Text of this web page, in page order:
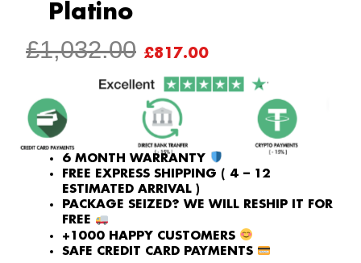
Platino
£1,032.00 ORIGINAL
PRICE
WAS:
£1,032.00.
£817.00CURRENT
PRICE
IS:
£817.00.
6 MONTH WARRANTY
FREE EXPRESS SHIPPING ( 4 – 12
ESTIMATED ARRIVAL )
PACKAGE SEIZED? WE WILL RESHIP IT FOR
FREE
+1000 HAPPY CUSTOMERS
SAFE CREDIT CARD PAYMENTS